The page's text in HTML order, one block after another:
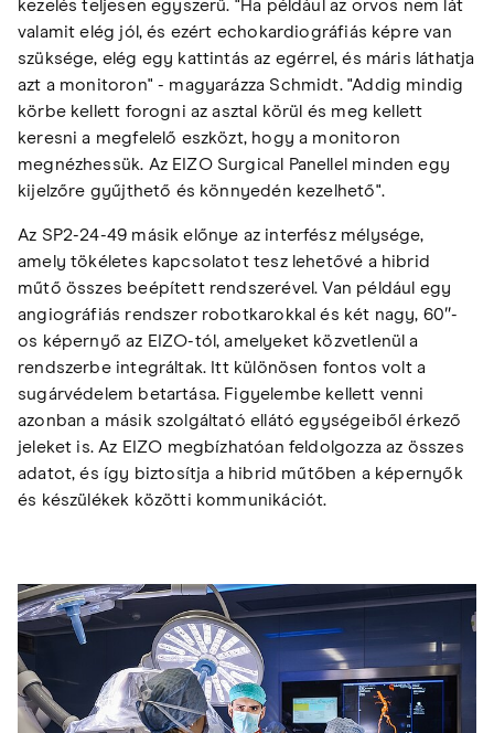
kezelés teljesen egyszerű. "Ha például az orvos nem lát
valamit elég jól, és ezért echokardiográfiás képre van
szüksége, elég egy kattintás az egérrel, és máris láthatja
azt a monitoron" - magyarázza Schmidt. "Addig mindig
körbe kellett forogni az asztal körül és meg kellett
keresni a megfelelő eszközt, hogy a monitoron
megnézhessük. Az EIZO Surgical Panellel minden egy
kijelzőre gyűjthető és könnyedén kezelhető".
Az SP2-24-49 másik előnye az interfész mélysége,
amely tökéletes kapcsolatot tesz lehetővé a hibrid
műtő összes beépített rendszerével. Van például egy
angiográfiás rendszer robotkarokkal és két nagy, 60″-
os képernyő az EIZO-tól, amelyeket közvetlenül a
rendszerbe integráltak. Itt különösen fontos volt a
sugárvédelem betartása. Figyelembe kellett venni
azonban a másik szolgáltató ellátó egységeiből érkező
jeleket is. Az EIZO megbízhatóan feldolgozza az összes
adatot, és így biztosítja a hibrid műtőben a képernyők
és készülékek közötti kommunikációt.